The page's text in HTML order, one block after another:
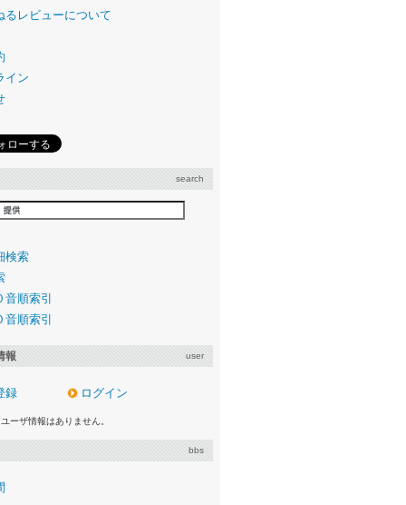
るレビューについて
イン
search
検索
順索引
順索引
報 user
録 ログイン
ーザ情報はありません。
bbs